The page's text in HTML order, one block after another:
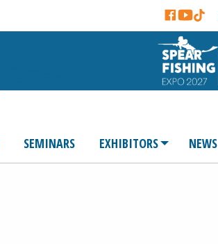
SEMINARS EXHIBITORS NEWS